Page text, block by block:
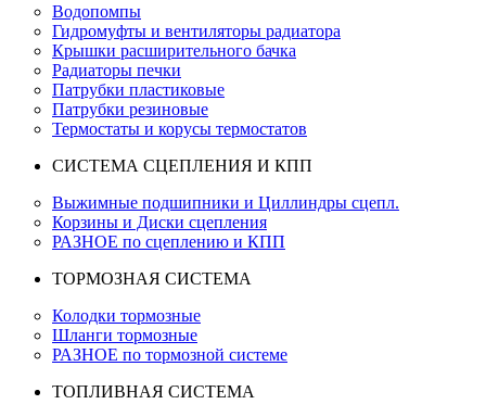
Водопомпы
Гидромуфты и вентиляторы радиатора
Крышки расширительного бачка
Радиаторы печки
Патрубки пластиковые
Патрубки резиновые
Термостаты и корусы термостатов
СИСТЕМА СЦЕПЛЕНИЯ И КПП
Выжимные подшипники и Циллиндры сцепл.
Корзины и Диски сцепления
РАЗНОЕ по сцеплению и КПП
ТОРМОЗНАЯ СИСТЕМА
Колодки тормозные
Шланги тормозные
РАЗНОЕ по тормозной системе
ТОПЛИВНАЯ СИСТЕМА